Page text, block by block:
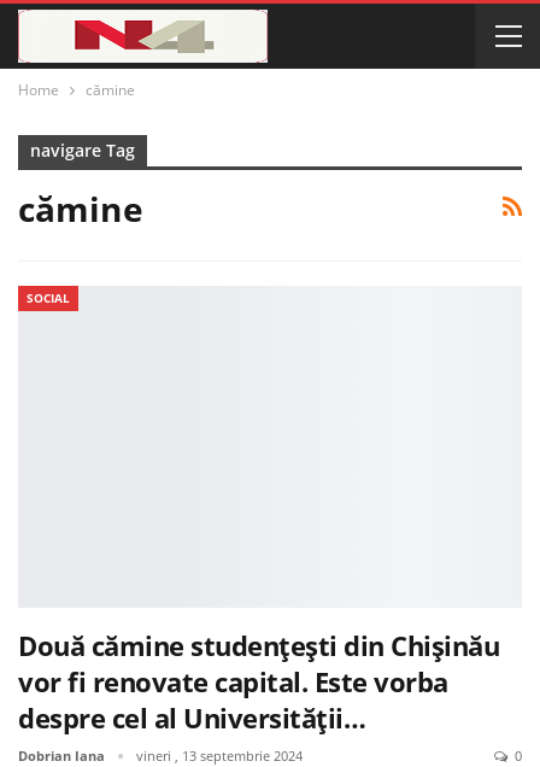
Home cămine
navigare Tag
cămine
SOCIAL
Două cămine studențești din Chișinău
vor fi renovate capital. Este vorba
despre cel al Universității…
Dobrian Iana vineri , 13 septembrie 2024 0